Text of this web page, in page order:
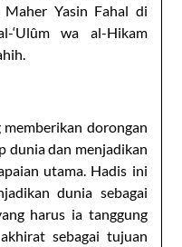
Yasin Fahal di
‘Ulûm wa al-Hikam
dorongan
dunia dan menjadikan
utama. Hadis ini
dunia sebagai
harus ia tanggung
sebagai tujuan